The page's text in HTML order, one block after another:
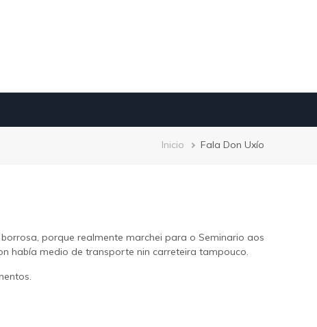
Breadcrumb
Inicio Fala Don Uxío
porque realmente marchei para o Seminario aos
había medio de transporte nin carreteira tampouco.